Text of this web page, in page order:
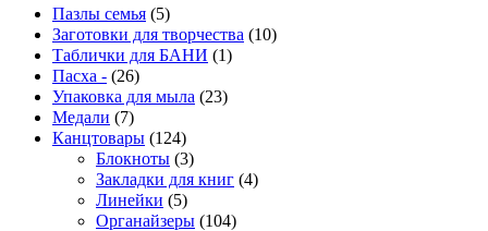
Пазлы семья (5)
Заготовки для творчества (10)
Таблички для БАНИ (1)
Пасха - (26)
Упаковка для мыла (23)
Медали (7)
Канцтовары (124)
Блокноты (3)
Закладки для книг (4)
Линейки (5)
Органайзеры (104)